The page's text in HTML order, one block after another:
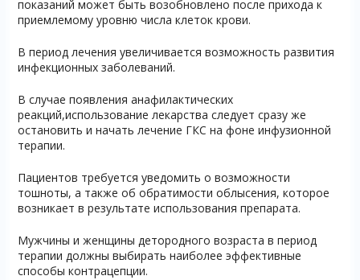
показаний может быть возобновлено после прихода к
приемлемому уровню числа клеток крови.
В период лечения увеличивается возможность развития
инфекционных заболеваний.
В случае появления анафилактических
реакций,использование лекарства следует сразу же
остановить и начать лечение ГКС на фоне инфузионной
терапии.
Пациентов требуется уведомить о возможности
тошноты, а также об обратимости облысения, которое
возникает в результате использования препарата.
Мужчины и женщины детородного возраста в период
терапии должны выбирать наиболее эффективные
способы контрацепции.